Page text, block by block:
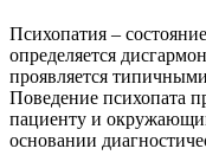
Психопатия –
определяется
проявляется
Поведение психопата
пациенту и
основании